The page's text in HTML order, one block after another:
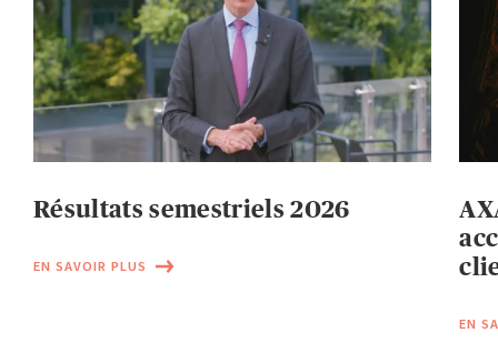
Résultats semestriels 2026
EN SAVOIR PLUS
EN